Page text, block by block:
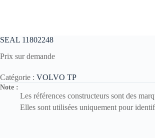
SEAL 11802248
Prix sur demande
Catégorie : VOLVO TP
Note :
Les références constructeurs sont des
Elles sont utilisées uniquement pour